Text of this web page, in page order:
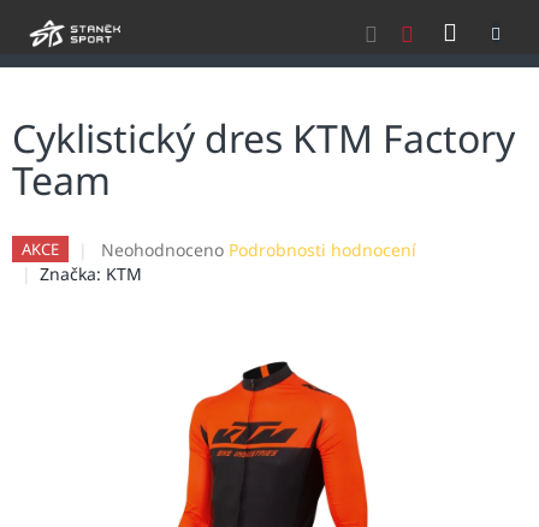
Cyklistický dres KTM Factory
Team
AKCE
Průměrné
hodnocení
Neohodnoceno Podrobnosti hodnocení
Značka: KTM